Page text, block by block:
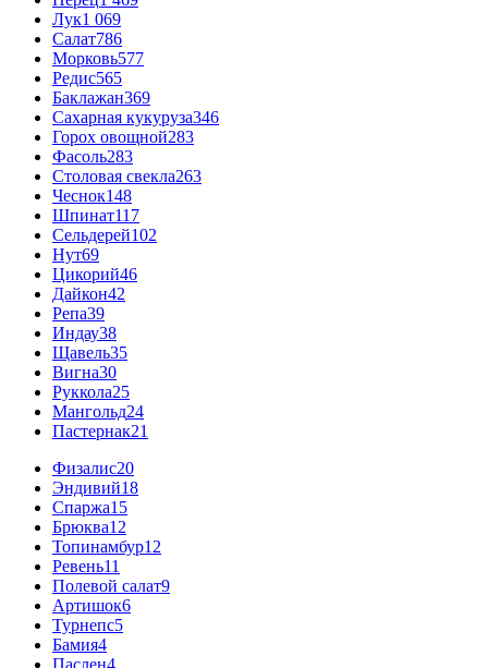
Лук1 069
Салат786
Морковь577
Редис565
Баклажан369
Сахарная кукуруза346
Горох овощной283
Фасоль283
Столовая свекла263
Чеснок148
Шпинат117
Сельдерей102
Нут69
Цикорий46
Дайкон42
Репа39
Индау38
Щавель35
Вигна30
Руккола25
Мангольд24
Пастернак21
Физалис20
Эндивий18
Спаржа15
Брюква12
Топинамбур12
Ревень11
Полевой салат9
Артишок6
Турнепс5
Бамия4